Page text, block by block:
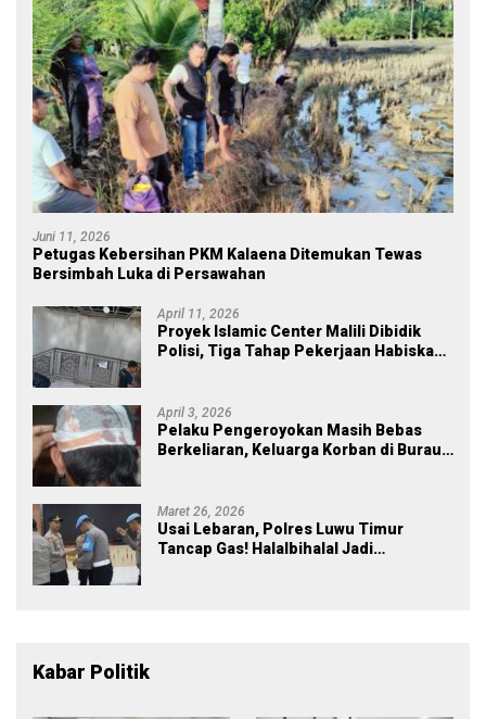
Juni 11, 2026
Petugas Kebersihan PKM Kalaena Ditemukan Tewas
Bersimbah Luka di Persawahan
April 11, 2026
Proyek Islamic Center Malili Dibidik
Polisi, Tiga Tahap Pekerjaan Habiskan
April 3, 2026
Pelaku Pengeroyokan Masih Bebas
Berkeliaran, Keluarga Korban di Burau
Maret 26, 2026
Usai Lebaran, Polres Luwu Timur
Tancap Gas! Halalbihalal Jadi
Kabar Politik